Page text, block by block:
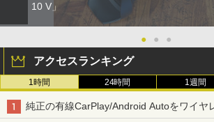
10 V」
● ● ●
アクセスランキング
1時間 24時間 1週間
純正の有線CarPlay/Android Autoをワイヤ